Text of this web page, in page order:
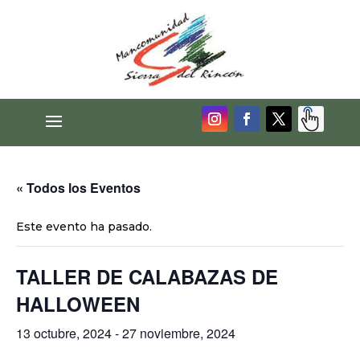
« Todos los Eventos
Este evento ha pasado.
TALLER DE CALABAZAS DE
HALLOWEEN
13 octubre, 2024-27 noviembre, 2024